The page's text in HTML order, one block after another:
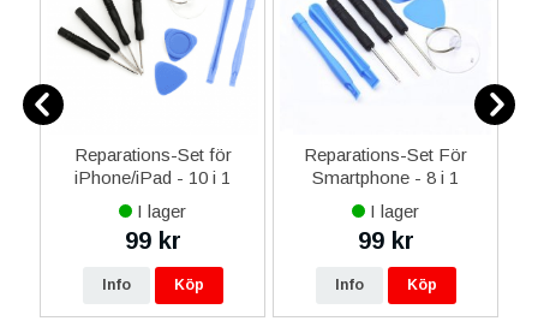
Reparations-Set för
iPhone/iPad - 10 i 1
I lager
99 kr
Info Köp
Reparations-Set För
Smartphone - 8 i 1
I lager
99 kr
Info Köp